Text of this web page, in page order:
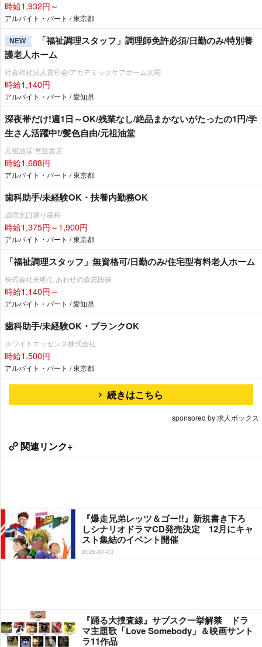
時給1,932円～
アルバイト・パート / 東京都
NEW
「福祉調理スタッフ」調理師免許必須/日勤のみ/特別養
護老人ホーム
社会福祉法人貴和会/アカデミックケアホーム太閤
時給1,140円
アルバイト・パート / 愛知県
深夜帯だけ!週1日～OK/残業なし/絶品まかないがたったの1円/学
生さん活躍中!/髪色自由/元祖油堂
元祖油堂 宮益坂店
時給1,688円
アルバイト・パート / 東京都
歯科助手/未経験OK・扶養内勤務OK
成増北口通り歯科
時給1,375円～1,900円
アルバイト・パート / 東京都
「福祉調理スタッフ」無資格可/日勤のみ/住宅型有料老人ホーム
株式会社光明/しあわせの森志段味
時給1,140円～
アルバイト・パート / 愛知県
歯科助手/未経験OK・ブランクOK
ホワイトエッセンス株式会社
時給1,500円
アルバイト・パート / 東京都
続きはこちら
sponsored by 求人ボックス
関連リンク+
『爆走兄弟レッツ＆ゴー!!』新規書き下ろ
しシナリオドラマCD発売決定 12月にキャ
スト集結のイベント開催
2026-07-03
『踊る大捜査線』サブスク一挙解禁 ドラ
マ主題歌「Love Somebody」＆映画サント
ラ11作品